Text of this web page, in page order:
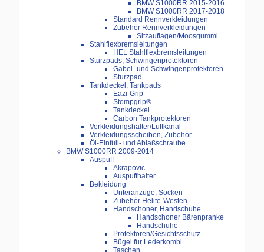
BMW S1000RR 2015-2016
BMW S1000RR 2017-2018
Standard Rennverkleidungen
Zubehör Rennverkleidungen
Sitzauflagen/Moosgummi
Stahlflexbremsleitungen
HEL Stahlflexbremsleitungen
Sturzpads, Schwingenprotektoren
Gabel- und Schwingenprotektoren
Sturzpad
Tankdeckel, Tankpads
Eazi-Grip
Stompgrip®
Tankdeckel
Carbon Tankprotektoren
Verkleidungshalter/Luftkanal
Verkleidungsscheiben, Zubehör
Öl-Einfüll- und Ablaßschraube
BMW S1000RR 2009-2014
Auspuff
Akrapovic
Auspuffhalter
Bekleidung
Unteranzüge, Socken
Zubehör Helite-Westen
Handschoner, Handschuhe
Handschoner Bärenpranke
Handschuhe
Protektoren/Gesichtsschutz
Bügel für Lederkombi
Taschen